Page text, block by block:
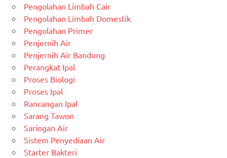
Pengolahan Limbah Cair
Pengolahan Limbah Domestik
Pengolahan Primer
Penjernih Air
Penjernih Air Bandung
Perangkat Ipal
Proses Biologi
Proses Ipal
Rancangan Ipal
Sarang Tawon
Saringan Air
Sistem Penyediaan Air
Starter Bakteri